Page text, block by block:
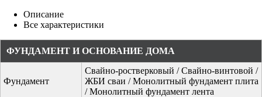
Описание
Все характеристики
ФУНДАМЕНТ И ОСНОВАНИЕ ДОМА
Фундамент
Свайно-ростверковый / Свайно-винтовой /
ЖБИ сваи / Монолитный фундамент плита
/ Монолитный фундамент лента